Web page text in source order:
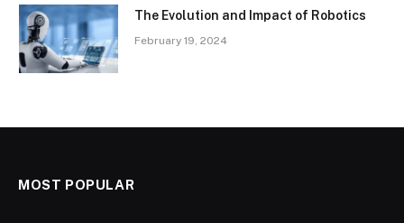
The Evolution and Impact of Robotics
February 19, 2024
MOST POPULAR